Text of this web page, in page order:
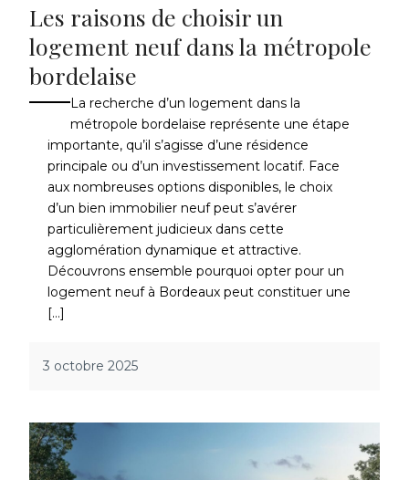
Les raisons de choisir un
logement neuf dans la métropole
bordelaise
La recherche d’un logement dans la
métropole bordelaise représente une étape
importante, qu’il s’agisse d’une résidence
principale ou d’un investissement locatif. Face
aux nombreuses options disponibles, le choix
d’un bien immobilier neuf peut s’avérer
particulièrement judicieux dans cette
agglomération dynamique et attractive.
Découvrons ensemble pourquoi opter pour un
logement neuf à Bordeaux peut constituer une
[…]
3 octobre 2025